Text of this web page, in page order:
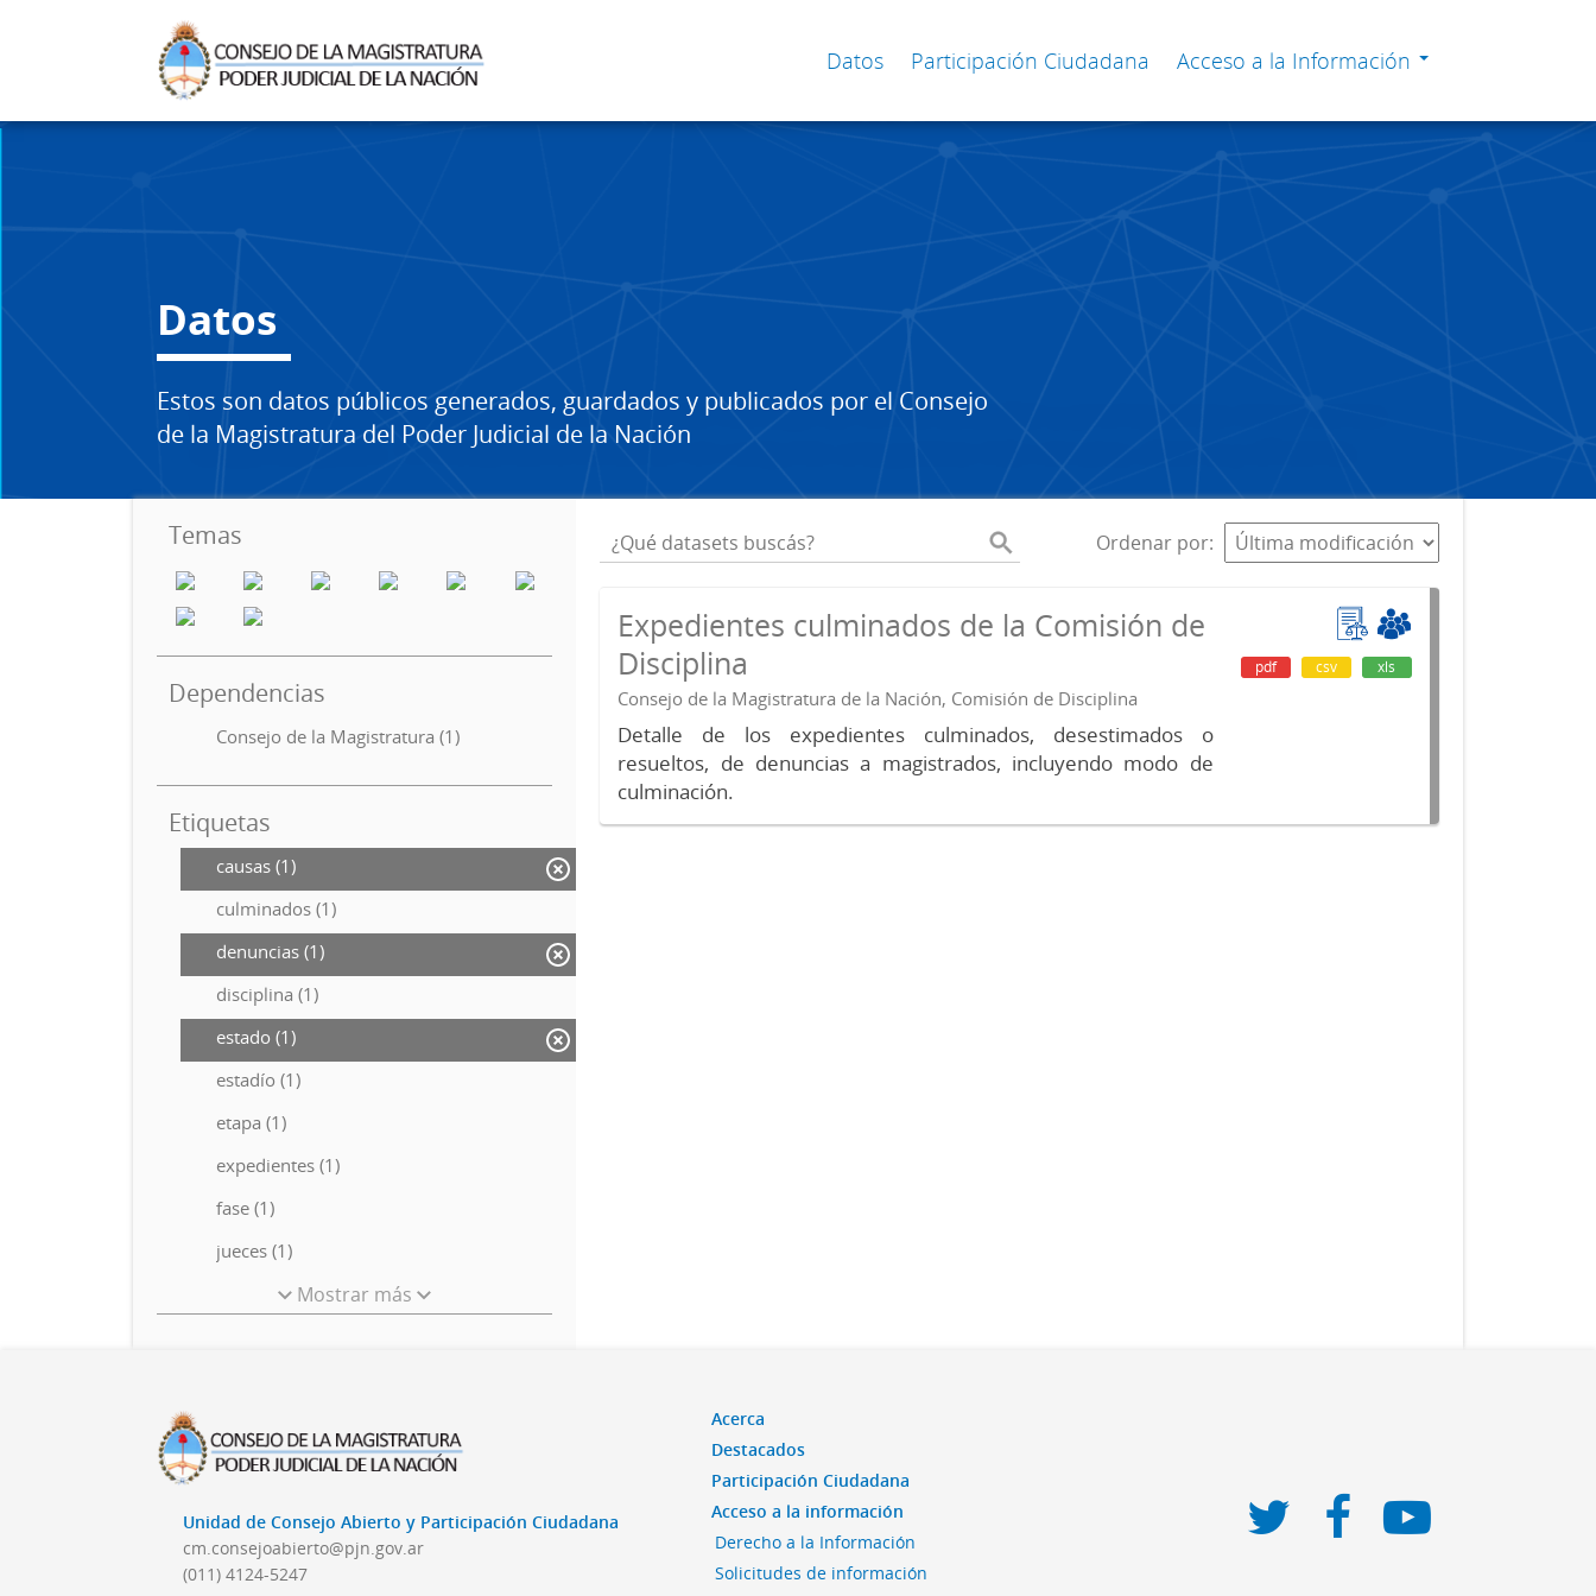
Datos Participación Ciudadana Acceso a la Información
Datos
Estos son datos públicos generados, guardados y publicados por el Consejo
de la Magistratura del Poder Judicial de la Nación
Temas
Dependencias
Consejo de la Magistratura (1)
Etiquetas
causas (1)
culminados (1)
denuncias (1)
disciplina (1)
estado (1)
estadío (1)
etapa (1)
expedientes (1)
fase (1)
jueces (1)
Mostrar más
Ordenar por
Expedientes culminados de la Comisión de
Disciplina
Consejo de la Magistratura de la Nación, Comisión de Disciplina
Detalle de los expedientes culminados, desestimados o
resueltos, de denuncias a magistrados, incluyendo modo de
culminación.
pdf csv xls
Unidad de Consejo Abierto y Participación Ciudadana
cm.consejoabierto@pjn.gov.ar
(011) 4124-5247
Acerca
Destacados
Participación Ciudadana
Acceso a la información
Derecho a la Información
Solicitudes de información